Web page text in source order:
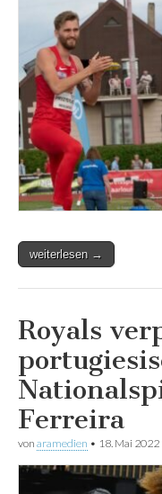
weiterlesen →
Royals
Ferreira
von aramedien • 18. Mai 2022